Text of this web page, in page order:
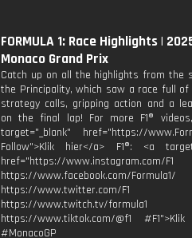
FORMULA 1: Race Highlights |
Monaco Grand Prix
Catch up on all the highlights from the
the Principality, which saw a race full
strategy calls, gripping action and a
on the final lap! For more F1®
target="_blank" href="https://
Follow">Klik hier</a> F1®: <a
href="https://www.instagram.com/F1
https://www.facebook.com/Formula1/
https://www.twitter.com/F1
https://www.twitch.tv/formula1
https://www.tiktok.com/@f1
#MonacoGP